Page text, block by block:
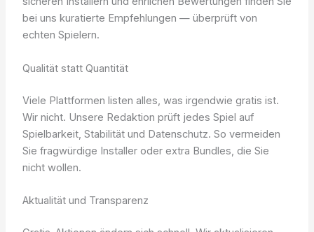
bei uns kuratierte Empfehlungen — überprüft von
echten Spielern.
Qualität statt Quantität
Viele Plattformen listen alles, was irgendwie gratis ist.
Wir nicht. Unsere Redaktion prüft jedes Spiel auf
Spielbarkeit, Stabilität und Datenschutz. So vermeiden
Sie fragwürdige Installer oder extra Bundles, die Sie
nicht wollen.
Aktualität und Transparenz